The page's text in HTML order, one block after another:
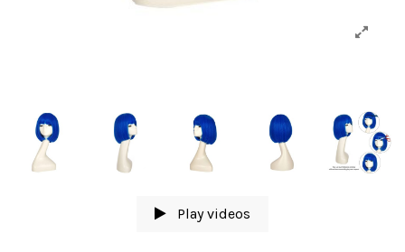
Play videos